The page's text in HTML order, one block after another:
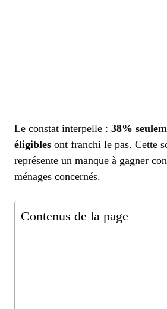
Le constat interpelle : 38%
éligibles ont franchi le pas. Cette
représente un manque à gagner
ménages concernés.
Contenus de la page